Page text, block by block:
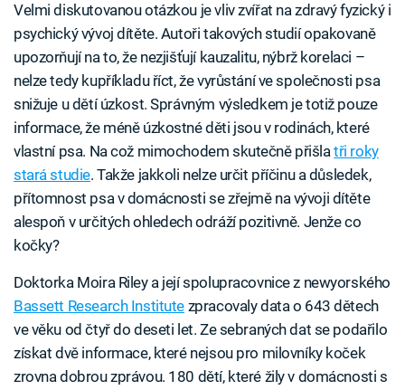
Velmi diskutovanou otázkou je vliv zvířat na zdravý fyzický i
psychický vývoj dítěte. Autoři takových studií opakovaně
upozorňují na to, že nezjišťují kauzalitu, nýbrž korelaci –
nelze tedy kupříkladu říct, že vyrůstání ve společnosti psa
snižuje u dětí úzkost. Správným výsledkem je totiž pouze
informace, že méně úzkostné děti jsou v rodinách, které
vlastní psa. Na což mimochodem skutečně přišlatři roky
stará studie. Takže jakkoli nelze určit příčinu a důsledek,
přítomnost psa v domácnosti se zřejmě na vývoji dítěte
alespoň v určitých ohledech odráží pozitivně. Jenže co
kočky?
Doktorka Moira Riley a její spolupracovnice z newyorského
Bassett Research Institute zpracovaly data o 643 dětech
ve věku od čtyř do deseti let. Ze sebraných dat se podařilo
získat dvě informace, které nejsou pro milovníky koček
zrovna dobrou zprávou. 180 dětí, které žily v domácnosti s